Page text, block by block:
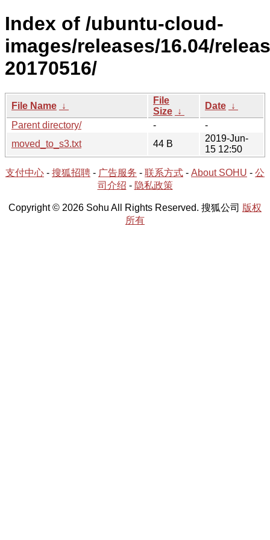
Index of /ubuntu-cloud-
images/releases/16.04/
20170516/
File Name ↓
File
Size ↓
Date ↓
Parent directory/
-
-
moved_to_s3.txt
44 B
2019-Jun-
15 12:50
支付中心 - 搜狐招聘 - 广告服务 - 联系方式 - About SOHU - 公
司介绍 - 隐私政策
Copyright © 2026 Sohu All Rights Reserved. 搜狐公司 版权
所有